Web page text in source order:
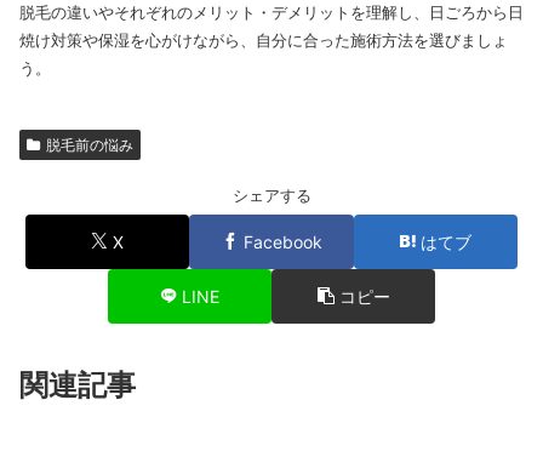
脱毛の違いやそれぞれのメリット・デメリットを理解し、日ごろから日
焼け対策や保湿を心がけながら、自分に合った施術方法を選びましょ
う。
脱毛前の悩み
シェアする
X Facebook はてブ
LINE コピー
関連記事